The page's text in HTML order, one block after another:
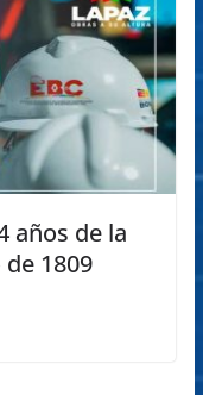
años de la
1809